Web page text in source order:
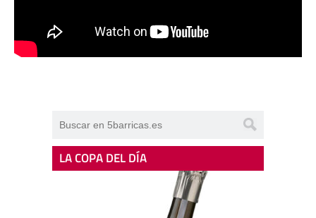
LA COPA DEL DÍA